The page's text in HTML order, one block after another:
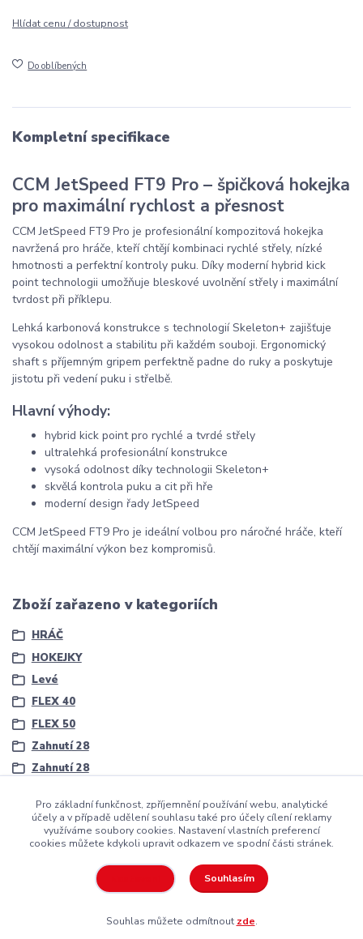
Hlídat cenu / dostupnost
Do oblíbených
Kompletní specifikace
CCM JetSpeed FT9 Pro – špičková hokejka
pro maximální rychlost a přesnost
CCM JetSpeed FT9 Pro je profesionální kompozitová hokejka
navržená pro hráče, kteří chtějí kombinaci rychlé střely, nízké
hmotnosti a perfektní kontroly puku. Díky moderní hybrid kick
point technologii umožňuje bleskové uvolnění střely i maximální
tvrdost při příklepu.
Lehká karbonová konstrukce s technologií Skeleton+ zajišťuje
vysokou odolnost a stabilitu při každém souboji. Ergonomický
shaft s příjemným gripem perfektně padne do ruky a poskytuje
jistotu při vedení puku i střelbě.
Hlavní výhody:
hybrid kick point pro rychlé a tvrdé střely
ultralehká profesionální konstrukce
vysoká odolnost díky technologii Skeleton+
skvělá kontrola puku a cit při hře
moderní design řady JetSpeed
CCM JetSpeed FT9 Pro je ideální volbou pro náročné hráče, kteří
chtějí maximální výkon bez kompromisů.
Zboží zařazeno v kategoriích
HRÁČ
HOKEJKY
Levé
FLEX 40
FLEX 50
Zahnutí 28
Zahnutí 28
Copyright ©2016Hockeyzone.cz Brnovaše značková
za rozumnou cenu
Vytvořeno na Eshop-rychle.cz
Pro základní funkčnost, zpříjemnění používání webu, analytické
účely a v případě udělení souhlasu také pro účely cílení reklamy
využíváme soubory cookies. Nastavení vlastních preferencí
cookies můžete kdykoli upravit odkazem ve spodní části stránek.
Souhlasím
Souhlas můžete odmítnout zde.